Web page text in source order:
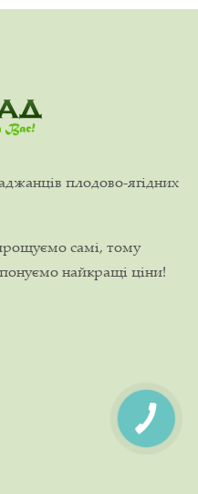
плодово-ягідних
самі, тому
найкращі ціни!